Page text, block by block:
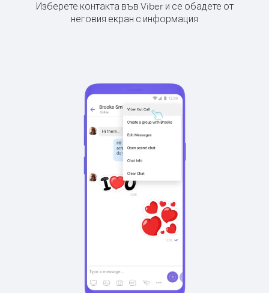
Изберете контакта във Viber и се обадете от
неговия екран с информация